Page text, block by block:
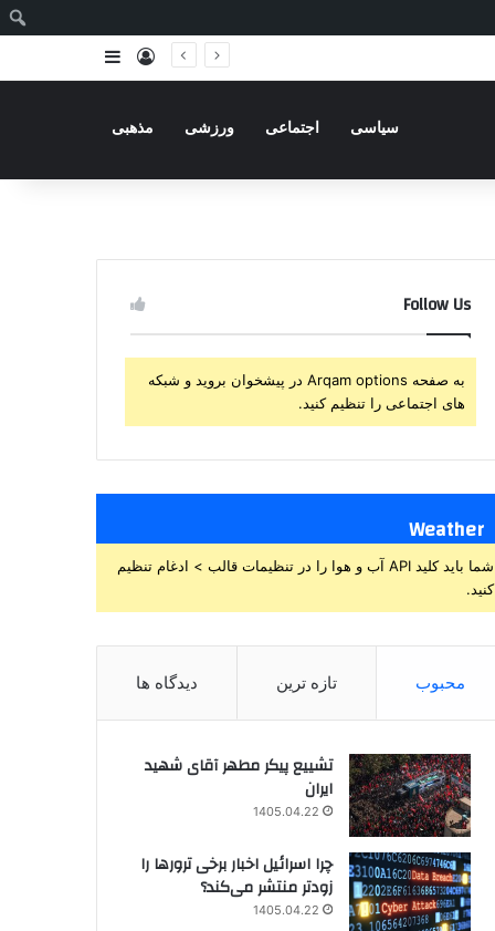
ورودسایدبار
سیاسی اجتماعی ورزشی مذهبی
Follow Us
به صفحه Arqam options در پیشخوان بروید و شبکه
های اجتماعی را تنظیم کنید.
Weather
شما باید کلید API آب و هوا را در تنظیمات قالب > ادغام تنظیم
کنید.
محبوب تازه ترین دیدگاه ها
تشییع پیکر مطهر آقای شهید
ایران
1405.04.22
چرا اسرائیل اخبار برخی ترورها را
زودتر منتشر می‌کند؟
1405.04.22